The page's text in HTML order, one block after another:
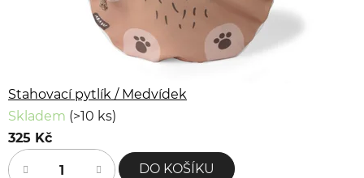
Stahovací pytlík / Medvídek
Skladem (>10 ks)
325 Kč
DO KOŠÍKU